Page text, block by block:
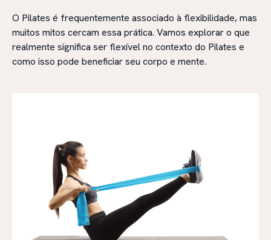
O Pilates é frequentemente associado à flexibilidade, mas
muitos mitos cercam essa prática. Vamos explorar o que
realmente significa ser flexível no contexto do Pilates e
como isso pode beneficiar seu corpo e mente.